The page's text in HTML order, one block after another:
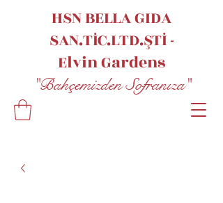
HSN BELLA GIDA
SAN.TİC.LTD.ŞTİ -
ElvinGardens
"Bahçemizden Sofranıza"